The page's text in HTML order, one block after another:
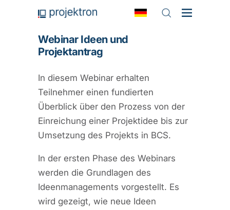
Webinar Ideen und
Projektantrag
In diesem Webinar erhalten
Teilnehmer einen fundierten
Überblick über den Prozess von der
Einreichung einer Projektidee bis zur
Umsetzung des Projekts in BCS.
In der ersten Phase des Webinars
werden die Grundlagen des
Ideenmanagements vorgestellt. Es
wird gezeigt, wie neue Ideen